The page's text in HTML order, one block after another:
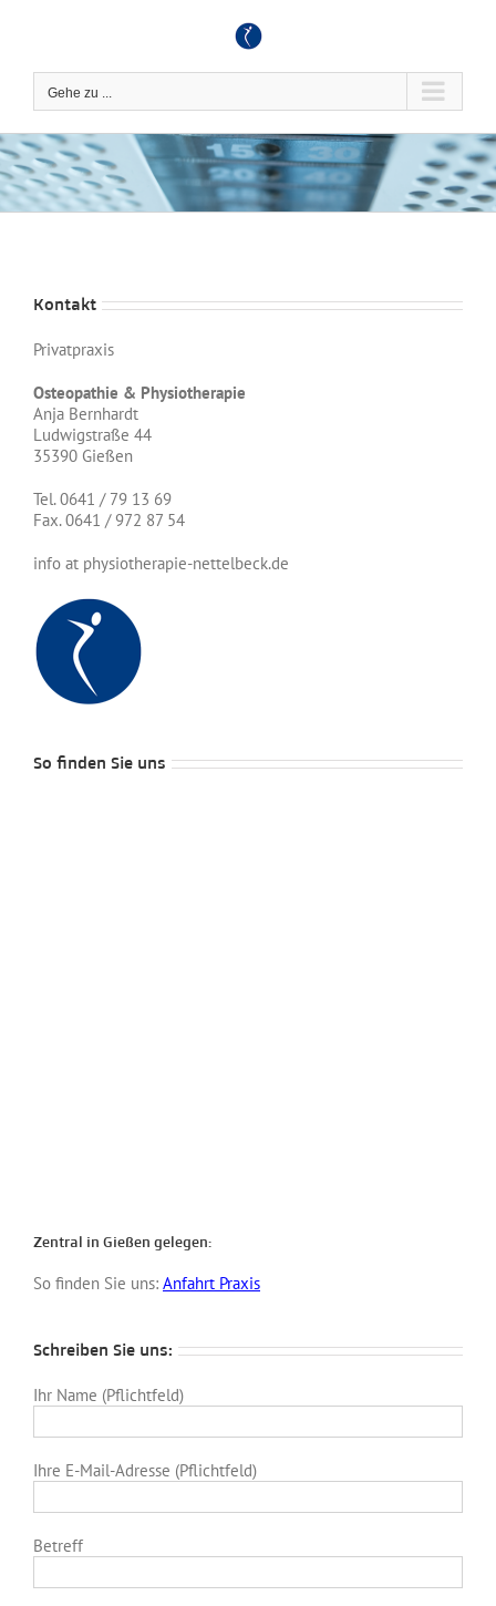
Gehe zu ...
Kontakt
Privatpraxis
Osteopathie & Physiotherapie
Anja Bernhardt
Ludwigstraße 44
35390 Gießen
Tel. 0641 / 79 13 69
Fax. 0641 / 972 87 54
info at physiotherapie-nettelbeck.de
So finden Sie uns
Zentral in Gießen gelegen:
So finden Sie uns: Anfahrt Praxis
Schreiben Sie uns:
Ihr Name (Pflichtfeld)
Ihre E-Mail-Adresse (Pflichtfeld)
Betreff